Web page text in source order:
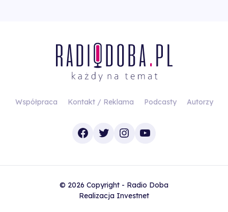
Współpraca Kontakt / Reklama Podcasty Autorzy
Facebook
TwitterInstagram
YouTube
© 2026 Copyright - Radio Doba
Realizacja Investnet